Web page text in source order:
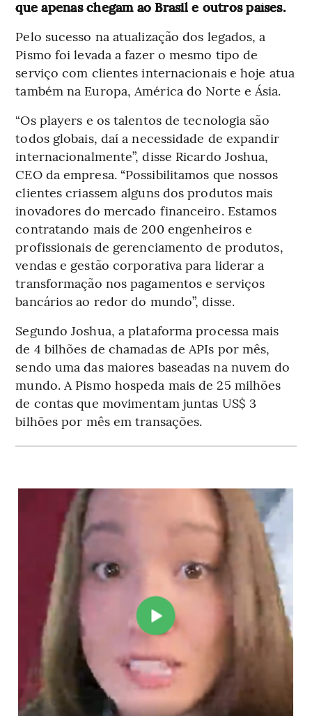
que apenas chegam ao Brasil e outros países.
Pelo sucesso na atualização dos legados, a
Pismo foi levada a fazer o mesmo tipo de
serviço com clientes internacionais e hoje atua
também na Europa, América do Norte e Ásia.
“Os players e os talentos de tecnologia são
todos globais, daí a necessidade de expandir
internacionalmente”, disse Ricardo Joshua,
CEO da empresa. “Possibilitamos que nossos
clientes criassem alguns dos produtos mais
inovadores do mercado financeiro. Estamos
contratando mais de 200 engenheiros e
profissionais de gerenciamento de produtos,
vendas e gestão corporativa para liderar a
transformação nos pagamentos e serviços
bancários ao redor do mundo”, disse.
Segundo Joshua, a plataforma processa mais
de 4 bilhões de chamadas de APIs por mês,
sendo uma das maiores baseadas na nuvem do
mundo. A Pismo hospeda mais de 25 milhões
de contas que movimentam juntas US$ 3
bilhões por mês em transações.